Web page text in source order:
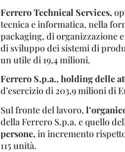
Ferrero Technical Services,
tecnica e informatica, nella
packaging, di organizzazione
di sviluppo dei sistemi di
un utile di 19,4 milioni.
Ferrero S.p.a., holding delle
d’esercizio di 203,9 milioni di
Sul fronte del lavoro,
della Ferrero S.p.a. e quello
persone, in incremento
115 unità.